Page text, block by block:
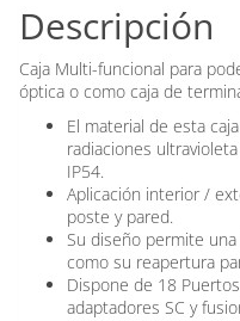
Descripción
Caja Multi-funcional para
óptica o como caja de
El material de esta
radiaciones
IP54.
Aplicación interior /
poste y pared.
Su diseño permite
como su reapertura
Dispone de 18
adaptadores SC y